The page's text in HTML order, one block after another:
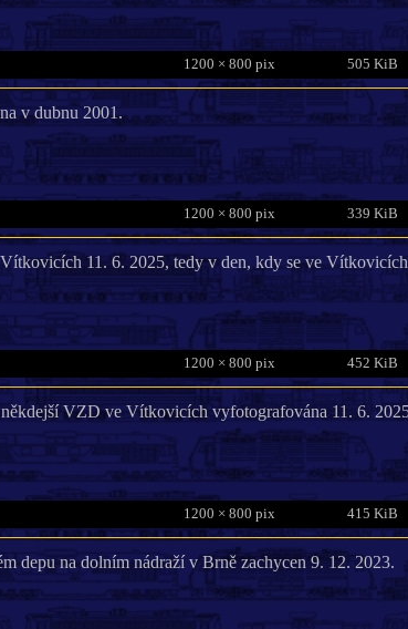
1200 × 800 pix 505 KiB
v dubnu 2001.
1200 × 800 pix 339 KiB
11. 6. 2025, tedy v den, kdy se ve
1200 × 800 pix 452 KiB
VZD ve Vítkovicích vyfotografována 11. 6.
1200 × 800 pix 415 KiB
depu na dolním nádraží v Brně zachycen 9. 12. 2023.